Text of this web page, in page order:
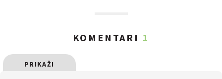
KOMENTARI 1
PRIKAŽI